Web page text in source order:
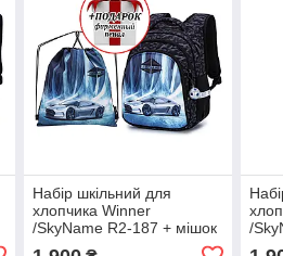
Набір шкільний для
хлопчика Winner
/SkyName R2-187 + мішок
/